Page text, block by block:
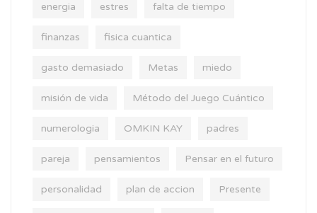
energia estres falta de tiempo
finanzas fisica cuantica
gasto demasiado Metas miedo
misión de vida Método del Juego Cuántico
numerologia OMKIN KAY padres
pareja pensamientos Pensar en el futuro
personalidad plan de accion Presente